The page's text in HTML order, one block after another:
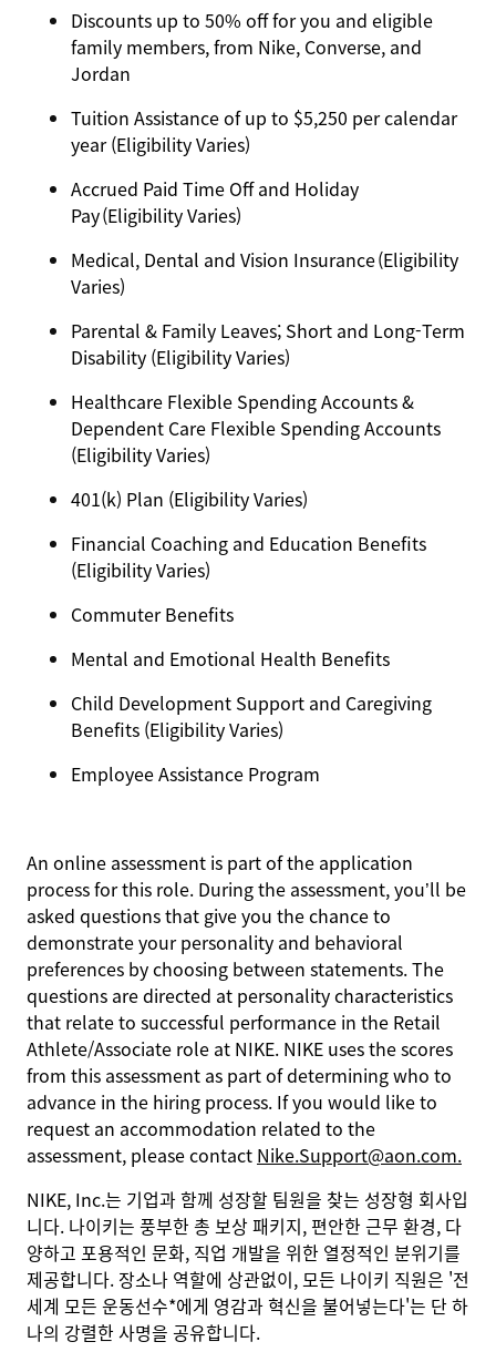
Discounts up to 50% off for you and eligible
family members, from Nike, Converse, and
Jordan
Tuition Assistance of up to $5,250 per calendar
year (Eligibility Varies)
Accrued Paid Time Off and Holiday
Pay (Eligibility Varies)
Medical, Dental and Vision Insurance (Eligibility
Varies)
Parental & Family Leaves; Short and Long-Term
Disability (Eligibility Varies)
Healthcare Flexible Spending Accounts &
Dependent Care Flexible Spending Accounts
(Eligibility Varies)
401(k) Plan (Eligibility Varies)
Financial Coaching and Education Benefits
(Eligibility Varies)
Commuter Benefits
Mental and Emotional Health Benefits
Child Development Support and Caregiving
Benefits (Eligibility Varies)
Employee Assistance Program
An online assessment is part of the application
process for this role. During the assessment, you’ll be
asked questions that give you the chance to
demonstrate your personality and behavioral
preferences by choosing between statements. The
questions are directed at personality characteristics
that relate to successful performance in the Retail
Athlete/Associate role at NIKE. NIKE uses the scores
from this assessment as part of determining who to
advance in the hiring process. If you would like to
request an accommodation related to the
assessment, please contact Nike.Support@aon.com.
NIKE, Inc.는 기업과 함께 성장할 팀원을 찾는 성장형 회사입
니다. 나이키는 풍부한 총 보상 패키지, 편안한 근무 환경, 다
양하고 포용적인 문화, 직업 개발을 위한 열정적인 분위기를
제공합니다. 장소나 역할에 상관없이, 모든 나이키 직원은 '전
세계 모든 운동선수*에게 영감과 혁신을 불어넣는다'는 단 하
나의 강렬한 사명을 공유합니다.